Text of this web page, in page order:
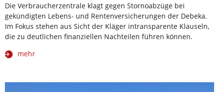
Die Verbraucherzentrale klagt gegen Stornoabzüge bei
gekündigten Lebens- und Rentenversicherungen der Debeka.
Im Fokus stehen aus Sicht der Kläger intransparente Klauseln,
die zu deutlichen finanziellen Nachteilen führen können.
mehr